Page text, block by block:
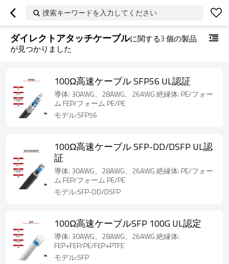
捜索キーワードを入力してください
ダイレクトアタッチケーブルに関する3個の製品
が見つかりました
100Ω高速ケーブル SFP56 UL認証
導体: 30AWG、28AWG、26AWG 絶縁体: PE/フォー
ム FEP/フォーム PE/PE
モデル:SFP56
100Ω高速ケーブル SFP-DD/DSFP UL認
証
導体: 30AWG、28AWG、26AWG 絶縁体: PE/フォー
ム FEP/フォーム PE/PE
モデル:SFP-DD/DSFP
100Ω高速ケーブルSFP 100G UL認定
導体: 30AWG、28AWG、26AWG 絶縁体:
FEP+FEP/PE/FEP+PTFE
モデル:SFP